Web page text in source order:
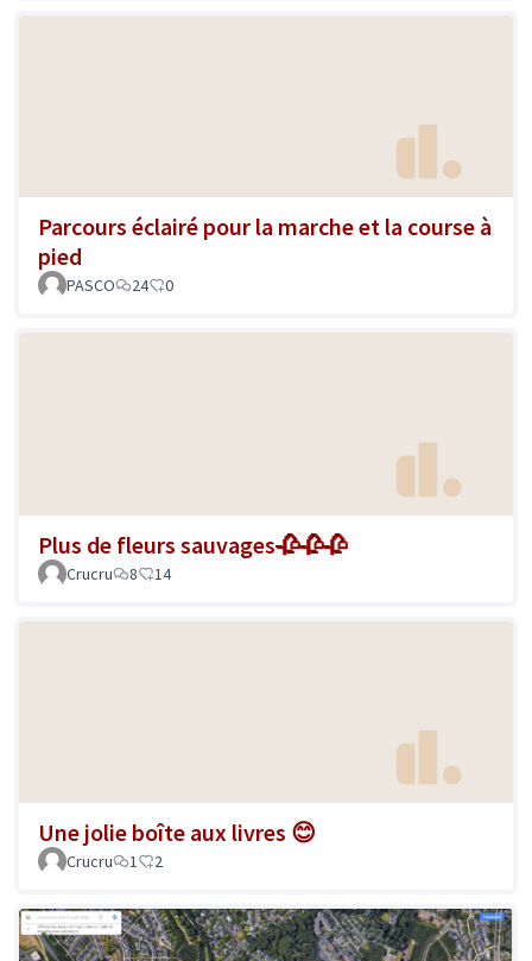
Parcours éclairé pour la marche et la course à
pied
PASCO 24 0
Plus de fleurs sauvages🥀🥀🥀
Crucru 8 14
Une jolie boîte aux livres 😊
Crucru 1 2